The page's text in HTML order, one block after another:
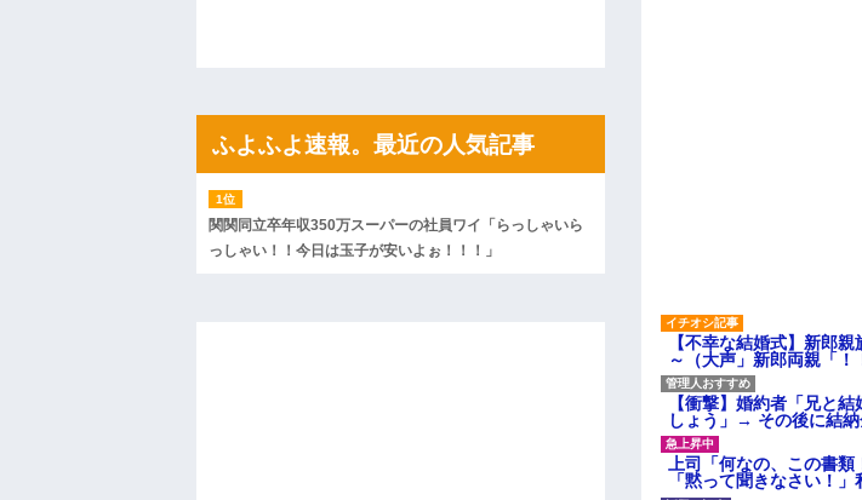
後続車にクラクションを鳴らされ彼氏が逆切れ。「何クラクション鳴らして
んだ！降りてこいよ！」と怒鳴りだし...
【衝撃】報酬100万円超の治験募集がこちらｗｗｗｗｗ(※画像あり)
ｗｗｗｗｗｗｗｗｗｗ
【愕然】白のクラウン俺氏、高速道路左車線を制限速度で走った結果
wwwwwwwwwwww
【不幸な結婚式】新郎
～（大声」新郎両親「
【衝撃】婚約者「兄と
しょう」→ その後に結納
上司「何なの、この書
「黙って聞きなさい！
ふよふよ速報。最近の人気記事
関関同立卒年収350万スーパーの社員ワイ「らっしゃいら
っしゃい！！今日は玉子が安いよぉ！！！」